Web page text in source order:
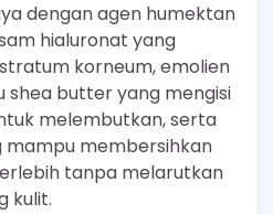
dengan agen humektan
hialuronat yang
korneum, emolien
butter yang mengisi
melembutkan, serta
membersihkan
tanpa melarutkan
kulit.